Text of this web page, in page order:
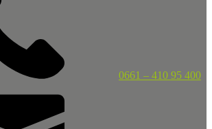
0661 – 410 95 400